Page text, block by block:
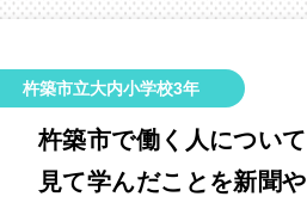
杵築市立大内小学校3年
杵築市で働く人につい
見て学んだことを新聞